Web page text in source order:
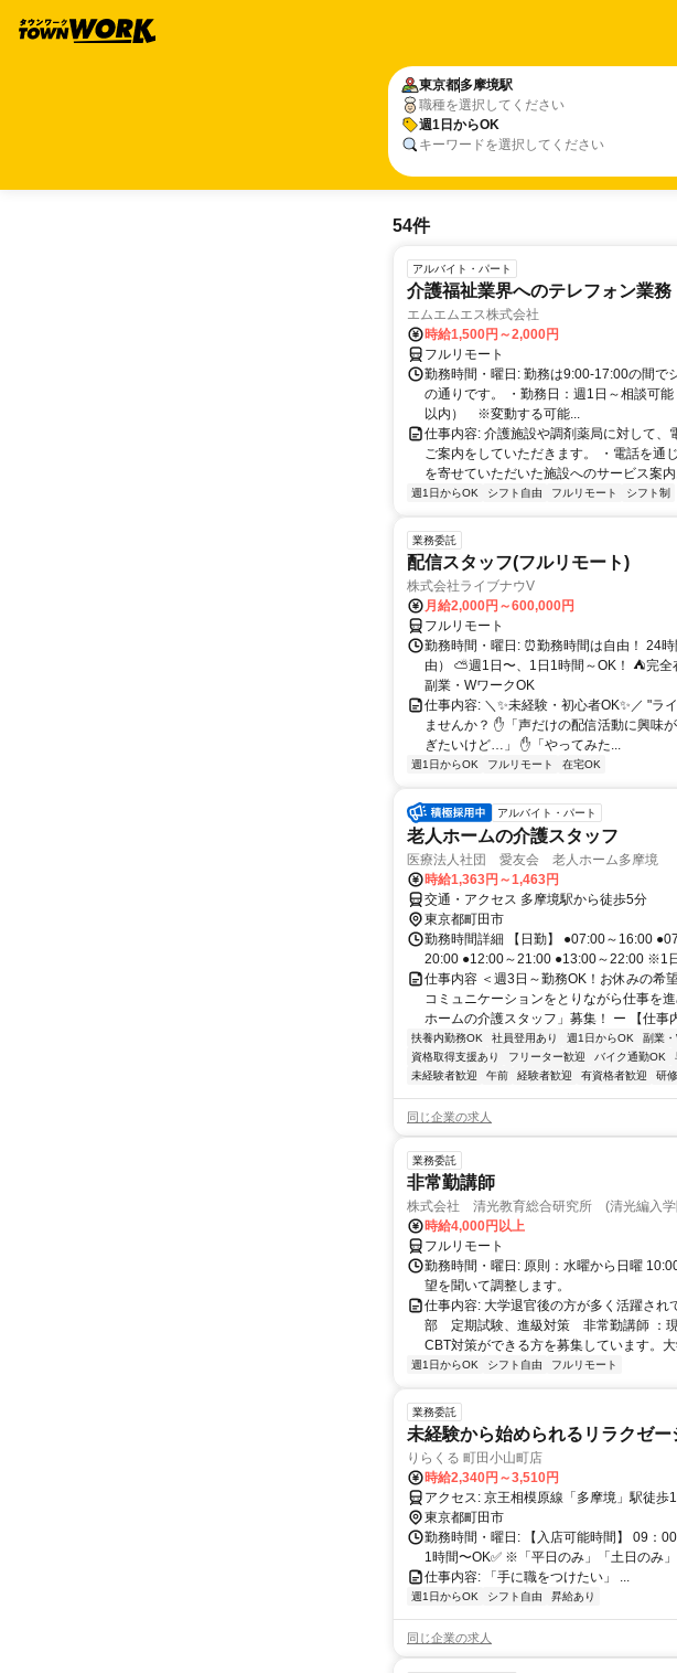
東京都多摩境駅
職種を選択してください
週1日からOK
キーワードを選択してください
54件
アルバイト・パート
介護福祉業界へのテレフォン業務
エムエムエス株式会社
時給1,500円～2,000円
フルリモート
勤務時間・曜日: 勤務は9:00-17:00の間で
の通りです。 ・勤務日：週1日～相談可
以内） ※変動する可能...
仕事内容: 介護施設や調剤薬局に対して
ご案内をしていただきます。 ・電話を通
を寄せていただいた施設へのサービス案
週1日からOK シフト自由 フルリモート シフト制
業務委託
配信スタッフ(フルリモート)
株式会社ライブナウV
月給2,000円～600,000円
フルリモート
勤務時間・曜日: ⏰勤務時間は自由！ 24
由） ⛅週1日〜、1日1時間～OK！ ⛺完
副業・WワークOK
仕事内容: ＼✨未経験・初心者OK✨／ "ラ
ませんか？ ✋「声だけの配信活動に興味
ぎたいけど…」 ✋「やってみた...
週1日からOK フルリモート 在宅OK
アルバイト・パート
老人ホームの介護スタッフ
医療法人社団 愛友会 老人ホーム多摩境
時給1,363円～1,463円
交通・アクセス 多摩境駅から徒歩5分
東京都町田市
勤務時間詳細 【日勤】 ●07:00～16:00
20:00 ●12:00～21:00 ●13:00～22:00 ※1
仕事内容 ＜週3日～勤務OK！お休みの希
コミュニケーションをとりながら仕事を
ホームの介護スタッフ」募集！ ー 【仕事
扶養内勤務OK 社員登用あり 週1日からOK 副業
資格取得支援あり
フリーター歓迎 バイク通勤OK
未経験者歓迎
午前 経験者歓迎 有資格者歓迎 研
同じ企業の求人
業務委託
非常勤講師
株式会社 清光教育総合研究所 (清光編入
時給4,000円以上
フルリモート
勤務時間・曜日: 原則：水曜から日曜
望を聞いて調整します。
仕事内容: 大学退官後の方が多く活躍さ
部 定期試験、進級対策 非常勤講師 ：
CBT対策ができる方を募集しています。
週1日からOK シフト自由 フルリモート
業務委託
未経験から始められるリラクゼ
りらくる 町田小山町店
時給2,340円～3,510円
アクセス: 京王相模原線「多摩境」駅徒
東京都町田市
勤務時間・曜日: 【入店可能時間】 09：
1時間〜OK✅ ※「平日のみ」「土日のみ
仕事内容: 「手に職をつけたい」 ...
週1日からOK シフト自由 昇給あり
同じ企業の求人